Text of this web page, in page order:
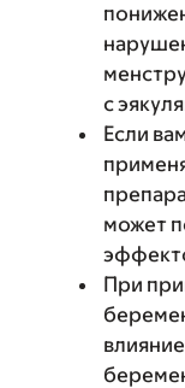
с
Если
может
При